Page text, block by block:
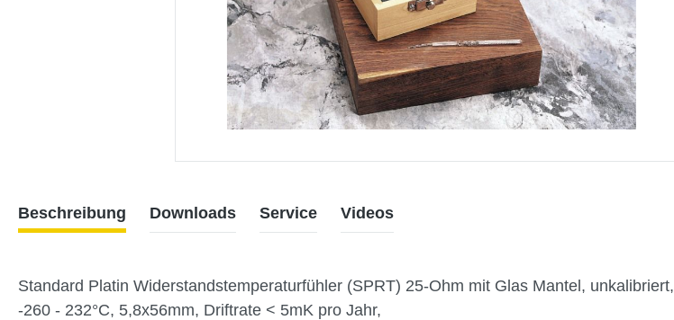
Beschreibung Downloads Service Videos
Standard Platin Widerstandstemperaturfühler (SPRT) 25-Ohm mit Glas Mantel, unkalibriert,
-260 - 232°C, 5,8x56mm, Driftrate < 5mK pro Jahr,